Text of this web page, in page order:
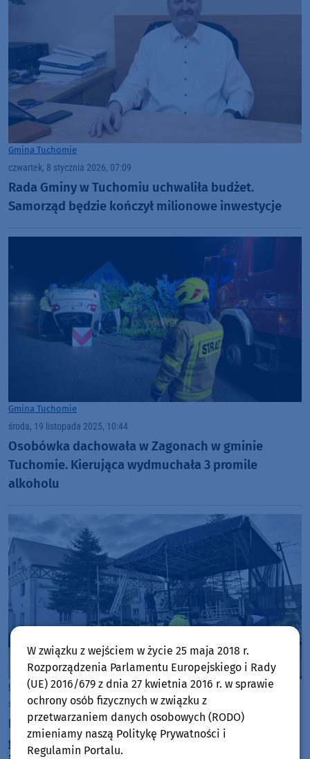
Gmina Tuchomie
czwartek, 8 stycznia 2026, 07:09
Rada Gminy w Tuchomiu uchwaliła budżet.
Samorząd będzie kończył milionowe inwestycje
Gmina Tuchomie
środa, 19 listopada 2025, 10:44
Osobówka dachowała w Zagonach w gminie
Tuchomie. Kierująca wydmuchała 3 promile
alkoholu
Gmina Tuchomie
sobota, 1 listopada 2025, 08:52
Będzie modernizacja świetlicy w Trzebiatkowej, w
gminie Tuchomie. Samorząd ma też mobilną scenę
W związku z wejściem w życie 25 maja 2018 r.
Rozporządzenia Parlamentu Europejskiego i Rady
(UE) 2016/679 z dnia 27 kwietnia 2016 r. w sprawie
ochrony osób fizycznych w związku z
przetwarzaniem danych osobowych (RODO)
zmieniamy naszą Politykę Prywatności i
Regulamin Portalu.